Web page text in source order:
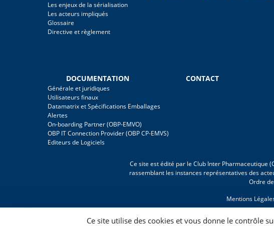
Les enjeux de la sérialisation
Les acteurs impliqués
Glossaire
Directive et règlement
DOCUMENTATION
Générale et juridiques
Utilisateurs finaux
Datamatrix et Spécifications Emballages
Alertes
On-boarding Partner (OBP-EMVO)
OBP IT Connection Provider (OBP CP-EMVS)
Editeurs de Logiciels
CONTACT
Ce site est édité par le Club Inter Pharmaceutique
rassemblant les instances représentatives des
Ordre
Mentions
Ce site utilise des cookies et vous donne le contrôle